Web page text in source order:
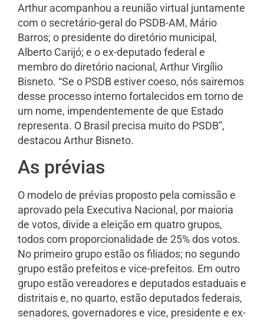
Arthur acompanhou a reunião virtual juntamente
com o secretário-geral do PSDB-AM, Mário
Barros; o presidente do diretório municipal,
Alberto Carijó; e o ex-deputado federal e
membro do diretório nacional, Arthur Virgílio
Bisneto. “Se o PSDB estiver coeso, nós sairemos
desse processo interno fortalecidos em torno de
um nome, impendentemente de que Estado
representa. O Brasil precisa muito do PSDB”,
destacou Arthur Bisneto.
As prévias
O modelo de prévias proposto pela comissão e
aprovado pela Executiva Nacional, por maioria
de votos, divide a eleição em quatro grupos,
todos com proporcionalidade de 25% dos votos.
No primeiro grupo estão os filiados; no segundo
grupo estão prefeitos e vice-prefeitos. Em outro
grupo estão vereadores e deputados estaduais e
distritais e, no quarto, estão deputados federais,
senadores, governadores e vice, presidente e ex-